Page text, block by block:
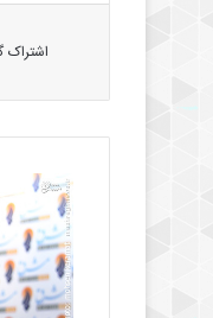
اشتراک
ر
د
ص
ل
ا
ح